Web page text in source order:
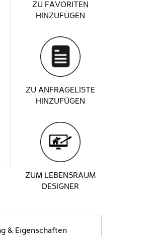
ZU FAVORITEN
HINZUFÜGEN
ZU ANFRAGELISTE
HINZUFÜGEN
ZUM LEBENSRAUM
DESIGNER
& Eigenschaften